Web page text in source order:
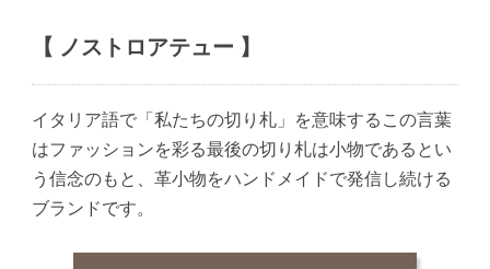
【 ノストロアテュー 】
イタリア語で「私たちの切り札」を意味するこの言葉
はファッションを彩る最後の切り札は小物であるとい
う信念のもと、革小物をハンドメイドで発信し続ける
ブランドです。